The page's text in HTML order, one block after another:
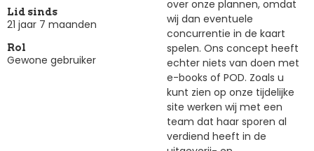
Lid sinds
21 jaar 7 maanden
Rol
Gewone gebruiker
over onze plannen, omdat
wij dan eventuele
concurrentie in de kaart
spelen. Ons concept heeft
echter niets van doen met
e-books of POD. Zoals u
kunt zien op onze tijdelijke
site werken wij met een
team dat haar sporen al
verdiend heeft in de